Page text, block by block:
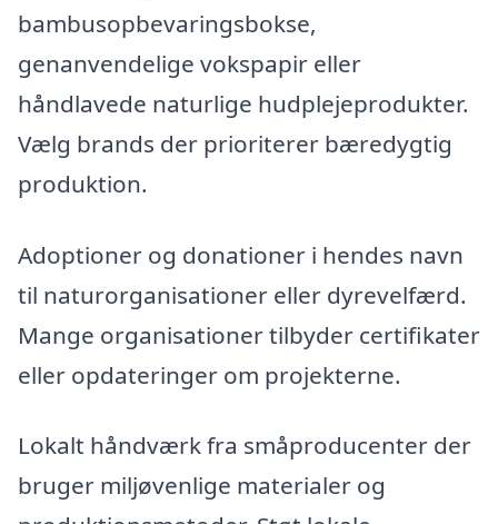
bambusopbevaringsbokse,
genanvendelige vokspapir eller
håndlavede naturlige hudplejeprodukter.
Vælg brands der prioriterer bæredygtig
produktion.
Adoptioner og donationer i hendes navn
til naturorganisationer eller dyrevelfærd.
Mange organisationer tilbyder certifikater
eller opdateringer om projekterne.
Lokalt håndværk fra småproducenter der
bruger miljøvenlige materialer og